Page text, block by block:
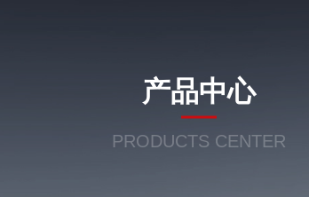
产品中心
PRODUCTS CENTER